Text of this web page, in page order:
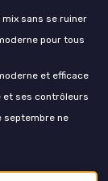
sans se ruiner
pour tous
et efficace
et ses contrôleurs
septembre ne